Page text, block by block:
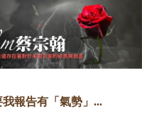
我報告有「氣勢」...